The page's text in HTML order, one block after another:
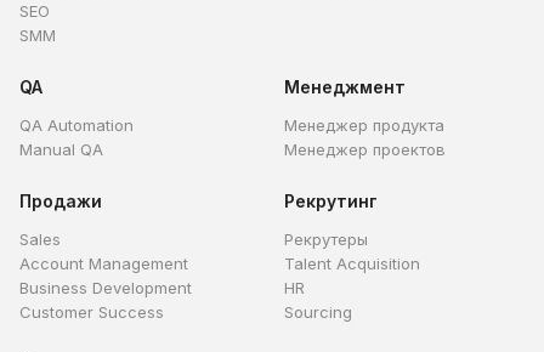
SEO
SMM
QA
QA Automation
Manual QA
Менеджмент
Менеджер продукта
Менеджер проектов
Продажи
Sales
Account Management
Business Development
Customer Success
Рекрутинг
Рекрутеры
Talent Acquisition
HR
Sourcing